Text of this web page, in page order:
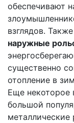
обеспечивают
взглядов.
наружные
существенно
отопление в
Еще некоторое
большой
металлические